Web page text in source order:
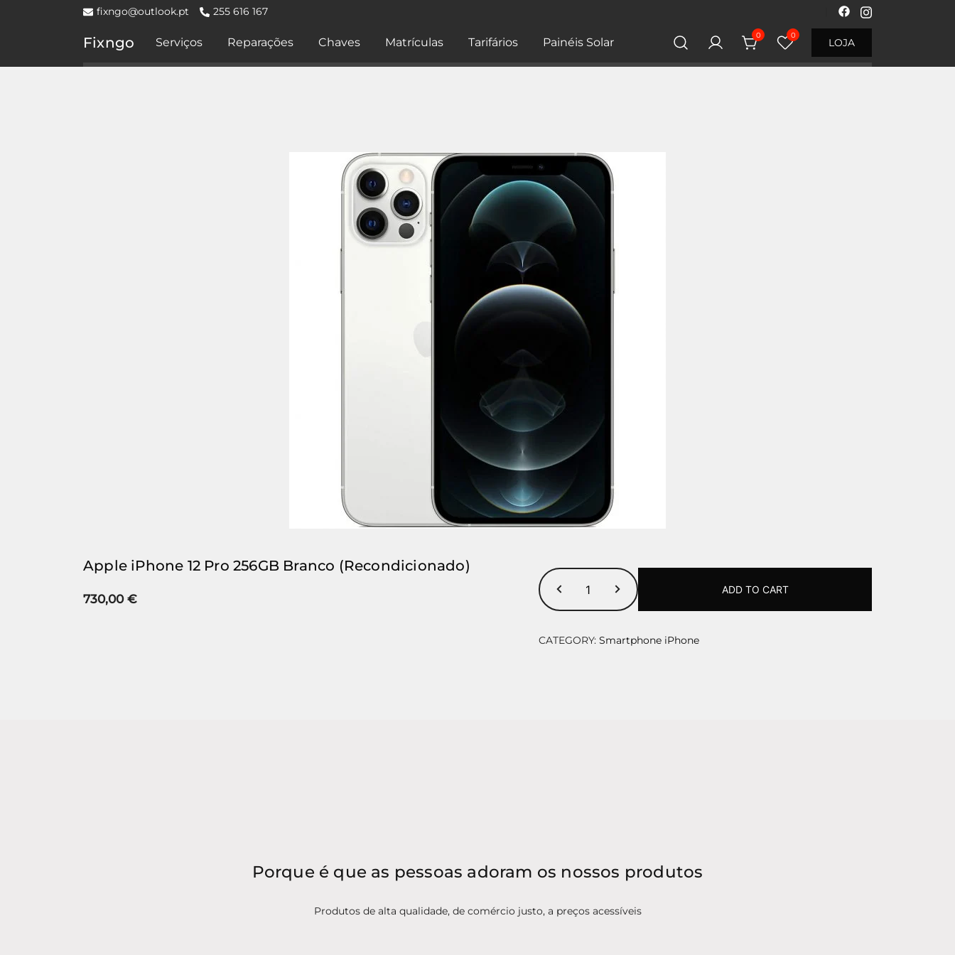
fixngo@outlook.pt 255 616 167
Fixngo Serviços Reparações Chaves Matrículas Tarifários Painéis Solar
0 0
LOJA
Apple iPhone 12 Pro 256GB Branco (Recondicionado)
730,00 €
ADD TO CART
CATEGORY: Smartphone iPhone
Porque é que as pessoas adoram os nossos produtos
Produtos de alta qualidade, de comércio justo, a preços acessíveis